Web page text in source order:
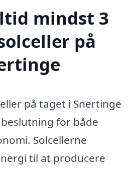
mindst 3
på
på taget i Snertinge
for både
Solcellerne
til at producere